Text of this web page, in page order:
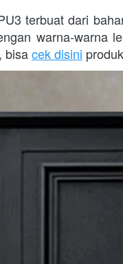
terbuat dari
warna-warna
bisa cek disini